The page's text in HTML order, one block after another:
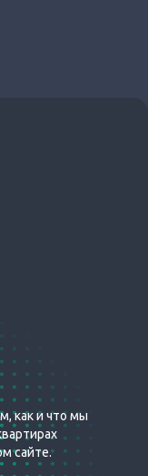
как и что мы
сайте.